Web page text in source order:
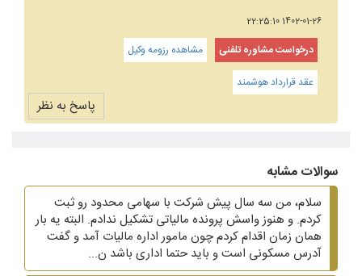
1402-01-26 22:25:10
درخواست مشاوره تلفنی
مشاهده رزومه وکیل
عقد قرارداد هوشمند
پاسخ به نظر
سوالات مشابه
سلام، من سه سال پیش شرکت با سهامی محدود رو ثبت
کردم. و هنوز واسش پرونده مالیاتی تشکیل ندادم. البته یه بار
همان زمان اقدام کردم چون مامور اداره مالیات آمد و گفت
آدرس مسکونی است و باید حتما اداری باشد ن...